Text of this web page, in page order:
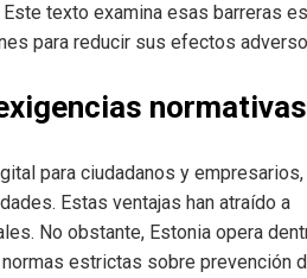
texto examina esas barreras
para reducir sus efectos
normativas
para ciudadanos y
Estas ventajas han atraído a
No obstante, Estonia opera
estrictas sobre prevención